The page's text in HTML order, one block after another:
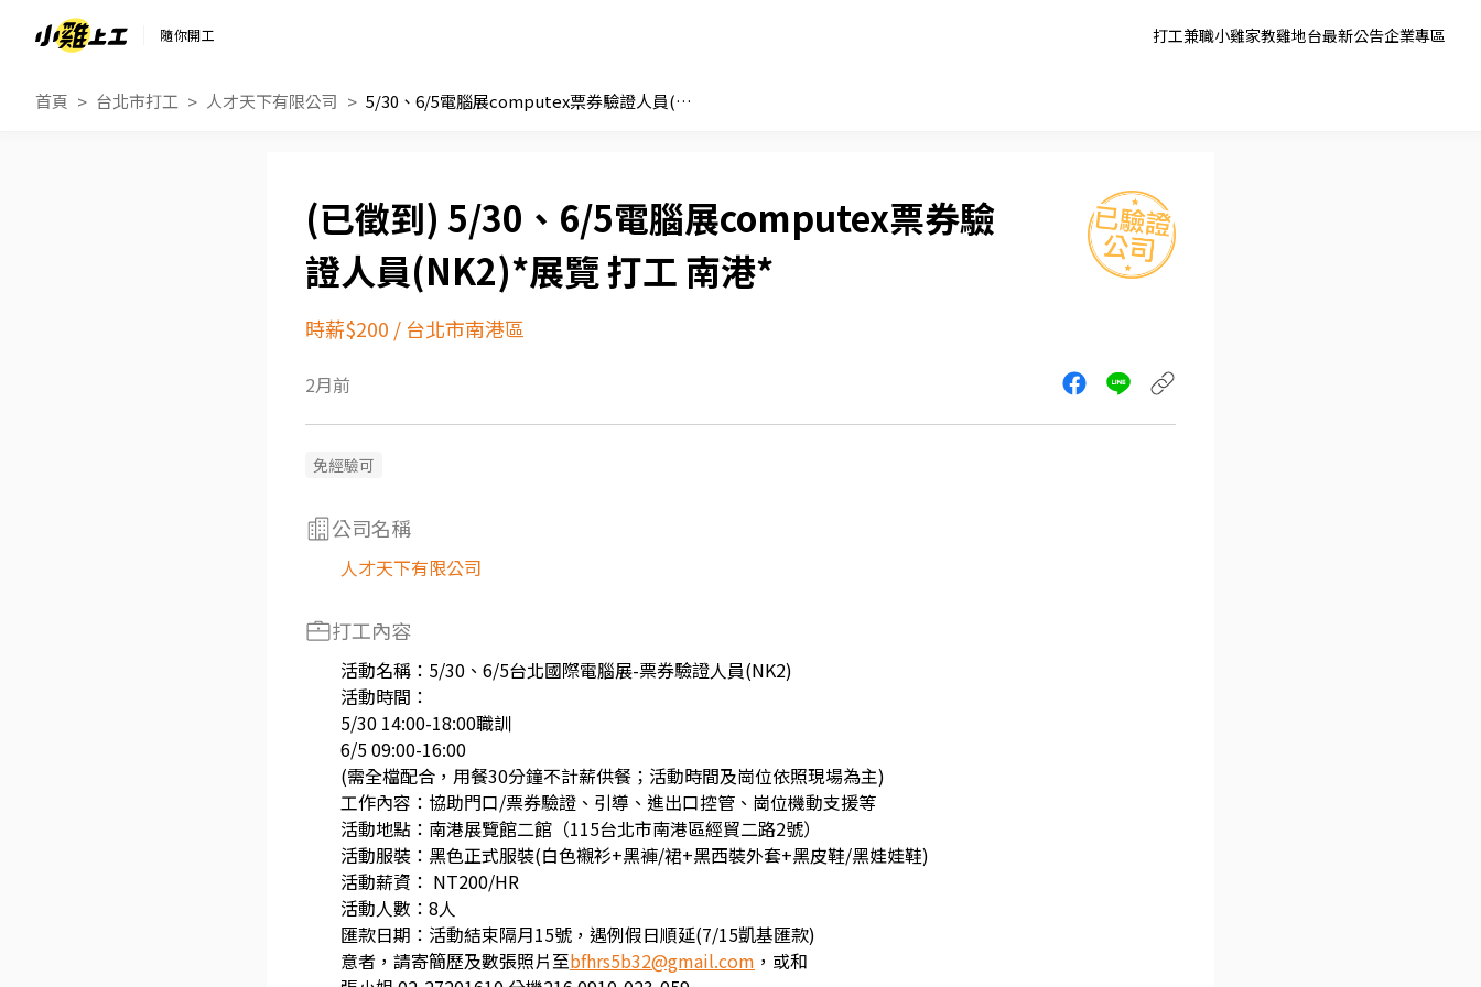
隨你開工 打工兼職小雞家教雞地台最新公告企業專區
首頁 台北市打工 人才天下有限公司 5/30、6/5電腦展computex票券驗證人員(NK2)*展覽 打工 南港*
5/30、6/5電腦展computex票券驗
證人員(NK2)*展覽 打工 南港*
時薪$200 / 台北市南港區
2月前
免經驗可
公司名稱
人才天下有限公司
打工內容
活動名稱：5/30、6/5台北國際電腦展-票券驗證人員(NK2)
活動時間：
5/30 14:00-18:00職訓
6/5 09:00-16:00
(需全檔配合，用餐30分鐘不計薪供餐；活動時間及崗位依照現場為主)
工作內容：協助門口/票券驗證、引導、進出口控管、崗位機動支援等
活動地點：南港展覽館二館（115台北市南港區經貿二路2號）
活動服裝：黑色正式服裝(白色襯衫+黑褲/裙+黑西裝外套+黑皮鞋/黑娃娃鞋)
活動薪資： NT200/HR
活動人數：8人
匯款日期：活動結束隔月15號，遇例假日順延(7/15凱基匯款)
意者，請寄簡歷及數張照片至bfhrs5b32@gmail.com ，或和